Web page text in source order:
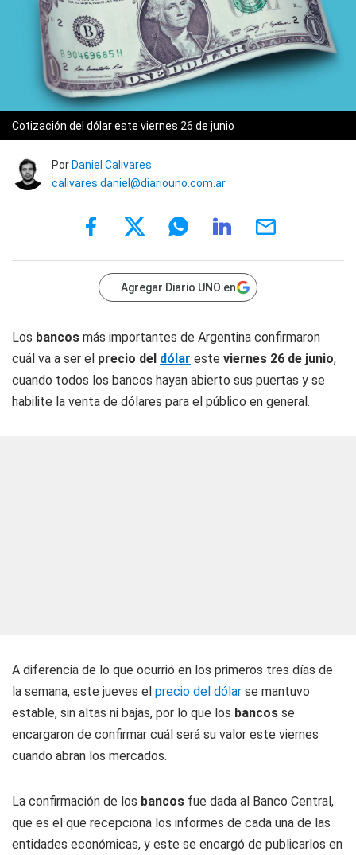
Cotización del dólar este viernes 26 de junio
Por Daniel Calivares
calivares.daniel@diariouno.com.ar
Agregar Diario UNO en
Los bancos más importantes de Argentina confirmaron
cuál va a ser el precio del dólar este viernes 26 de junio,
cuando todos los bancos hayan abierto sus puertas y se
habilite la venta de dólares para el público en general.
A diferencia de lo que ocurrió en los primeros tres días de
la semana, este jueves el precio del dólar se mantuvo
estable, sin altas ni bajas, por lo que los bancos se
encargaron de confirmar cuál será su valor este viernes
cuando abran los mercados.
La confirmación de los bancos fue dada al Banco Central,
que es el que recepciona los informes de cada una de las
entidades económicas, y este se encargó de publicarlos en